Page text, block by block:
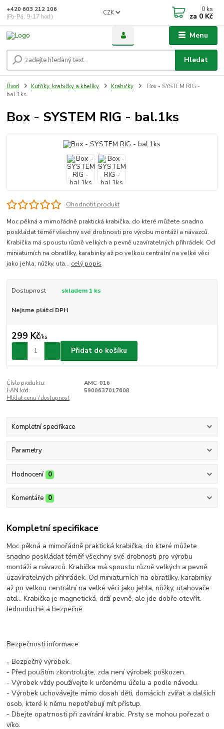
Menu
CZK
Hledat
+420 603 212 106
(Po-Pá, 9-17 hod.)
0 ks
za 0 Kč
Úvod Kufříky, krabičky a kbelíky Krabičky
Box - SYSTEM RIG -
bal.1ks
Box - SYSTEM RIG - bal.1ks
Ohodnotit produkt
Moc pěkná a mimořádně praktická krabička, do které můžete snadno
poskládat téměř všechny své drobnosti pro výrobu montáží a návazců.
Krabička má spoustu různě velkých a pevně uzavíratelných přihrádek. Od
miniaturních na obratlíky, karabinky až po velkou centrální na velké věci
jako jehla, nůžky, uta... celý popis
Dostupnost skladem 1 ks
Nejsme plátci DPH
299 Kč/ks
Přidat do košíku
Číslo produktu:
AMC-016
EAN kód:
5900637017608
Hlídat cenu / dostupnost
Kompletní specifikace
Parametry
Hodnocení 0
Komentáře 0
Kompletní specifikace
Moc pěkná a mimořádně praktická krabička, do které můžete
snadno poskládat téměř všechny své drobnosti pro výrobu
montáží a návazců. Krabička má spoustu různě velkých a pevně
uzavíratelných přihrádek. Od miniaturních na obratlíky, karabinky
až po velkou centrální na velké věci jako jehla, nůžky, utahovače
atd... Krabička je magnetická, drží pevně, ale jde dobře otevřít.
Jednoduché a bezpečné.
Bezpečností informace
- Bezpečný výrobek.
- Před použitím zkontrolujte, zda není výrobek poškozen.
- Výrobek vždy používejte k určenému účelu a podle návodu.
- Výrobek uchovávejte mimo dosah dětí, domácích zvířat a dalších
osob, které k němu nepotřebují mít přístup.
- Dbejte opatrnosti při zavírání krabic. Prsty se mohou pořezat o
víko.